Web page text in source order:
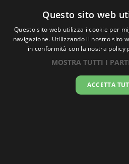
Ora Esatta
Questo sito web
Questo sito web utilizza i cookie per
navigazione. Utilizzando il nostro sito
in conformità con la nostra policy
MOSTRA TUTTI I
ACCETTA